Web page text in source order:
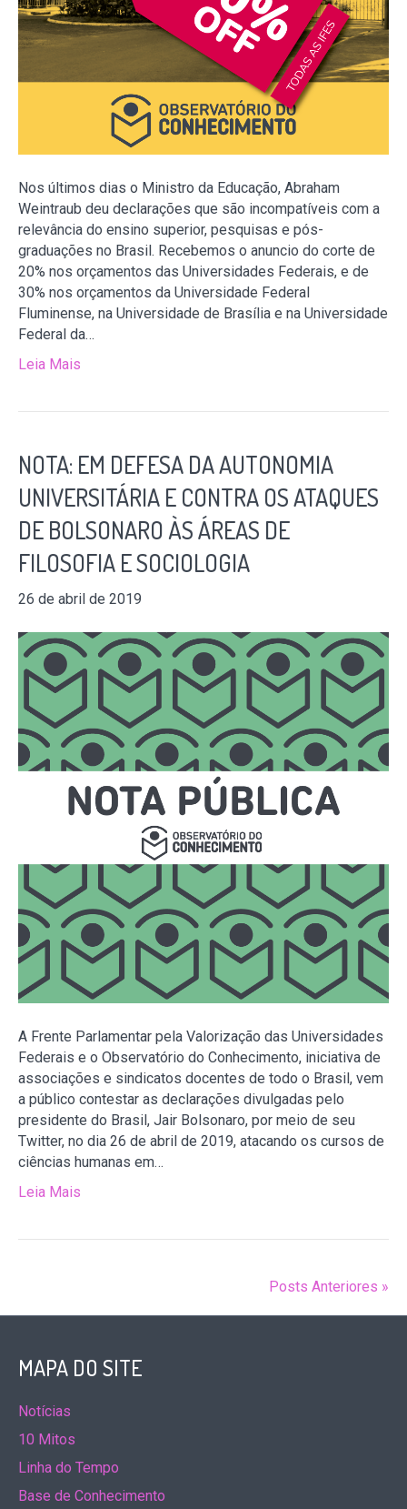
Nos últimos dias o Ministro da Educação, Abraham
Weintraub deu declarações que são incompatíveis com a
relevância do ensino superior, pesquisas e pós-
graduações no Brasil. Recebemos o anuncio do corte de
20% nos orçamentos das Universidades Federais, e de
30% nos orçamentos da Universidade Federal
Fluminense, na Universidade de Brasília e na Universidade
Federal da…
Leia Mais
NOTA: EM DEFESA DA AUTONOMIA
UNIVERSITÁRIA E CONTRA OS ATAQUES
DE BOLSONARO ÀS ÁREAS DE
FILOSOFIA E SOCIOLOGIA
26 de abril de 2019
A Frente Parlamentar pela Valorização das Universidades
Federais e o Observatório do Conhecimento, iniciativa de
associações e sindicatos docentes de todo o Brasil, vem
a público contestar as declarações divulgadas pelo
presidente do Brasil, Jair Bolsonaro, por meio de seu
Twitter, no dia 26 de abril de 2019, atacando os cursos de
ciências humanas em…
Leia Mais
Posts Anteriores »
MAPA DO SITE
Notícias
10 Mitos
Linha do Tempo
Base de Conhecimento